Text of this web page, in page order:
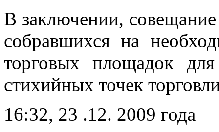
В заключении,
собравшихся на
торговых площадок для
стихийных точек
16:32, 23 .12. 2009 года